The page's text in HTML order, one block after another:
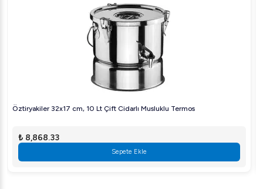
Öztiryakiler 32x17 cm, 10 Lt Çift Cidarlı Musluklu Termos
₺ 8,868.33
Sepete Ekle